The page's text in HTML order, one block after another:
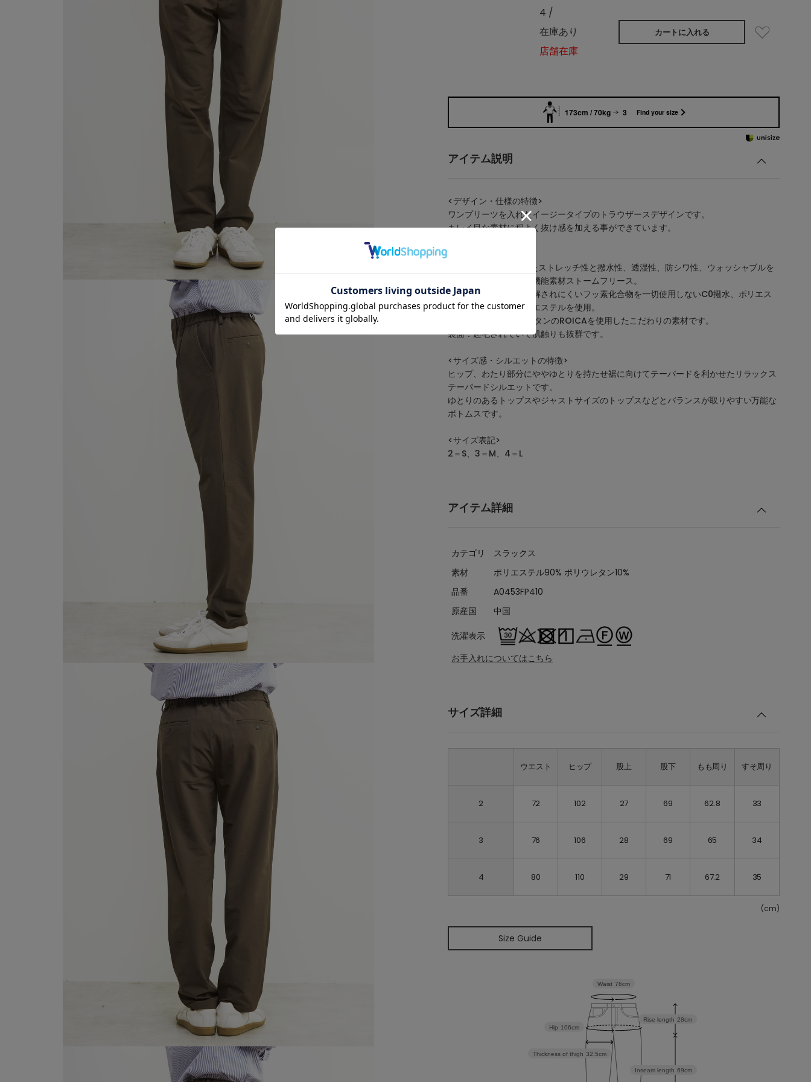
4 /
在庫あり
店舗在庫
カートに入れる
173cm / 70kg 3 Find your size
アイテム説明
<デザイン・仕様の特徴>
ワンプリーツを入れたイージータイプのトラウザースデザインです。
キレイ目な素材に程よく抜け感を加える事ができています。
表地：4方向への優れたストレッチ性と撥水性、透湿性、防シワ性、ウォッシャブルを
持ち合わせた二重織多機能素材ストームフリース。
撥水加工は自然界で分解されにくいフッ素化合物を一切使用しないC0撥水、ポリエス
テルはリサイクルポリエステルを使用。
Puには高品質ポリウレタンのROICAを使用したこだわりの素材です。
裏面：起毛されていて肌触りも抜群です。
<サイズ感・シルエットの特徴>
ヒップ、わたり部分にややゆとりを持たせ裾に向けてテーパードを利かせたリラックス
テーパードシルエットです。
ゆとりのあるトップスやジャストサイズのトップスなどとバランスが取りやすい万能な
ボトムスです。
<サイズ表記>
2＝S、3＝M、4＝L
アイテム詳細
カテゴリ
スラックス
素材
ポリエステル90% ポリウレタン10%
品番
A0453FP410
原産国
中国
洗濯表示
お手入れについてはこちら
サイズ詳細
ウエスト ヒップ 股上 股下 もも周り すそ周り
2 72 102 27 69 62.8 33
3 76 106 28 69 65 34
4 80 110 29 71 67.2 35
(cm)
Size Guide
Inseam length 69cm
Rise length 28cm
Thickness of thigh 32.5cm
Hip 106cm
Waist 76cm